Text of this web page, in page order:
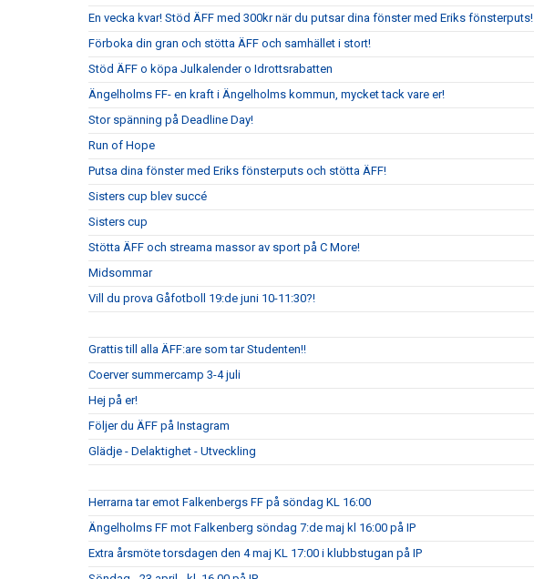
En vecka kvar! Stöd ÄFF med 300kr när du putsar dina fönster med Eriks fönsterputs!
Förboka din gran och stötta ÄFF och samhället i stort!
Stöd ÄFF o köpa Julkalender o Idrottsrabatten
Ängelholms FF- en kraft i Ängelholms kommun, mycket tack vare er!
Stor spänning på Deadline Day!
Run of Hope
Putsa dina fönster med Eriks fönsterputs och stötta ÄFF!
Sisters cup blev succé
Sisters cup
Stötta ÄFF och streama massor av sport på C More!
Midsommar
Vill du prova Gåfotboll 19:de juni 10-11:30?!
Grattis till alla ÄFF:are som tar Studenten!!
Coerver summercamp 3-4 juli
Hej på er!
Följer du ÄFF på Instagram
Glädje - Delaktighet - Utveckling
Herrarna tar emot Falkenbergs FF på söndag KL 16:00
Ängelholms FF mot Falkenberg söndag 7:de maj kl 16:00 på IP
Extra årsmöte torsdagen den 4 maj KL 17:00 i klubbstugan på IP